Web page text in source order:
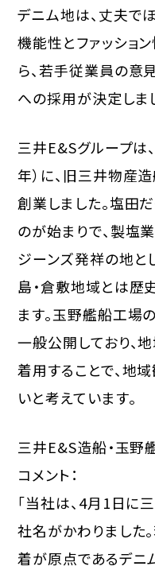
デニム地は、丈夫で
機能性とファッショ
ら、若手従業員の意
への採用が決定しま
三井E&Sグループは
年）に、旧三井物産
創業しました。塩田
のが始まりで、製塩
ジーンズ発祥の地と
島・倉敷地域とは歴
ます。玉野艦船工場
一般公開しており、
着用することで、地
いと考えています。
三井E&S造船・玉
コメント：
「当社は、4月1日に
社名がかわりました
着が原点であるデニ